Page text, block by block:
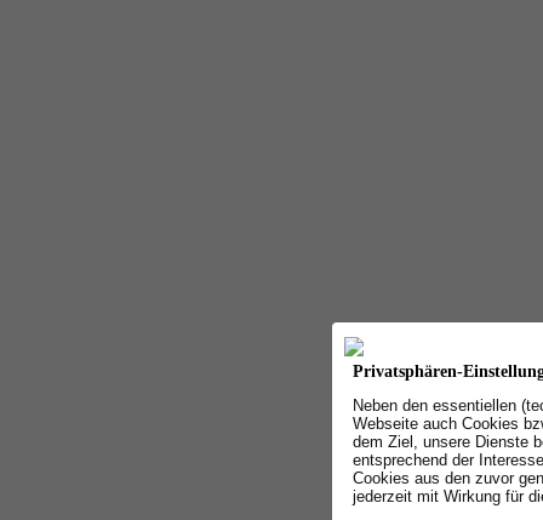
Privatsphären-
Neben den essentiellen
Webseite auch Cookies
dem Ziel, unsere Dienste
entsprechend der
Cookies aus den zuvor
jederzeit mit Wirkung für